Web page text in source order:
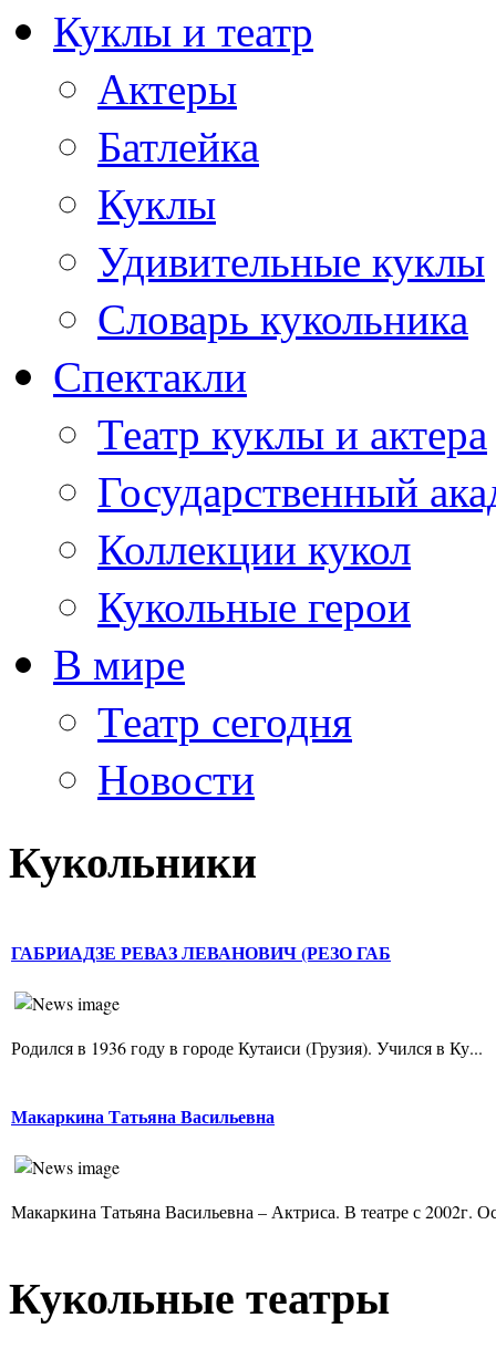
Куклы и театр
Актеры
Батлейка
Куклы
Удивительные куклы
Словарь кукольника
Спектакли
Театр куклы и актера
Государственный
Коллекции кукол
Кукольные герои
В мире
Театр сегодня
Новости
Кукольники
ГАБРИАДЗЕ РЕВАЗ ЛЕВАНОВИЧ (РЕЗО ГАБ
Родился в 1936 году в городе Кутаиси (Грузия). Учился в Ку...
Макаркина Татьяна Васильевна
Макаркина Татьяна Васильевна – Актриса. В театре с 2002г.
Кукольные театры